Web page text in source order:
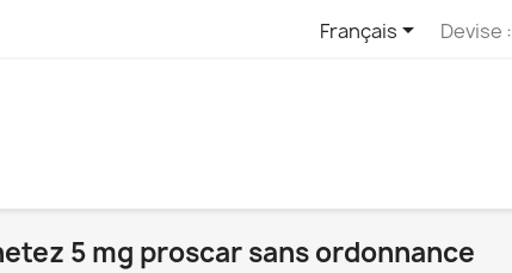
Français Devise :
5 mg proscar sans ordonnance